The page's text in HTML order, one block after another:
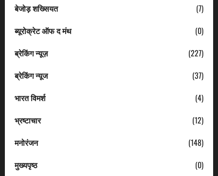
बेजोड़ शख्सियत
(7)
ब्यूरोक्रेट ऑफ द मंथ
(0)
ब्रेकिंग न्यूज़
(227)
ब्रेकिंग न्यूज
(37)
भारत विमर्श
(4)
भ्रष्टाचार
(12)
मनोरंजन
(148)
मुख्यपृष्ठ
(0)